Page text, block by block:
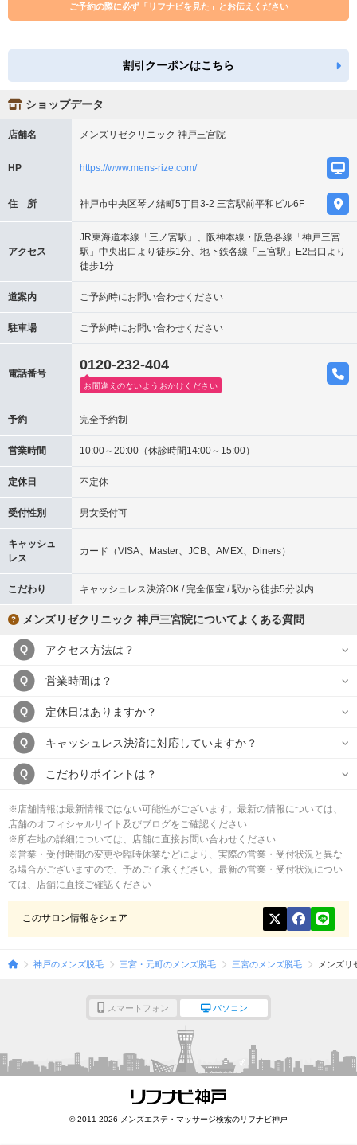
ご予約の際に必ず「リフナビを見た」とお伝えください
割引クーポンはこちら
ショップデータ
店舗名 メンズリゼクリニック 神戸三宮院
HP https://www.mens-rize.com/
住 所 神戸市中央区琴ノ緒町5丁目3-2 三宮駅前平和ビル6F
アクセス
JR東海道本線「三ノ宮駅」、阪神本線・阪急各線「神戸三宮
駅」中央出口より徒歩1分、地下鉄各線「三宮駅」E2出口より
徒歩1分
道案内 ご予約時にお問い合わせください
駐車場 ご予約時にお問い合わせください
電話番号
0120-232-404
お間違えのないようおかけください
予約 完全予約制
営業時間 10:00～20:00（休診時間14:00～15:00）
定休日 不定休
受付性別 男女受付可
キャッシュ
レス
カード（VISA、Master、JCB、AMEX、Diners）
こだわり キャッシュレス決済OK / 完全個室 / 駅から徒歩5分以内
メンズリゼクリニック 神戸三宮院についてよくある質問
Q アクセス方法は？
Q 営業時間は？
Q 定休日はありますか？
Q キャッシュレス決済に対応していますか？
Q こだわりポイントは？
※店舗情報は最新情報ではない可能性がございます。最新の情報については、
店舗のオフィシャルサイト及びブログをご確認ください
※所在地の詳細については、店舗に直接お問い合わせください
※営業・受付時間の変更や臨時休業などにより、実際の営業・受付状況と異な
る場合がございますので、予めご了承ください。最新の営業・受付状況につい
ては、店舗に直接ご確認ください
このサロン情報をシェア
神戸のメンズ脱毛 三宮・元町のメンズ脱毛 三宮のメンズ脱毛 メンズリ
スマートフォン パソコン
© 2011-2026 メンズエステ・マッサージ検索のリフナビ神戸